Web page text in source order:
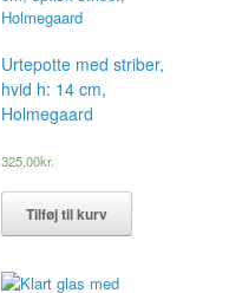
Urtepotte med striber,
hvid h: 14 cm,
Holmegaard
325,00kr.
Tilføj til kurv